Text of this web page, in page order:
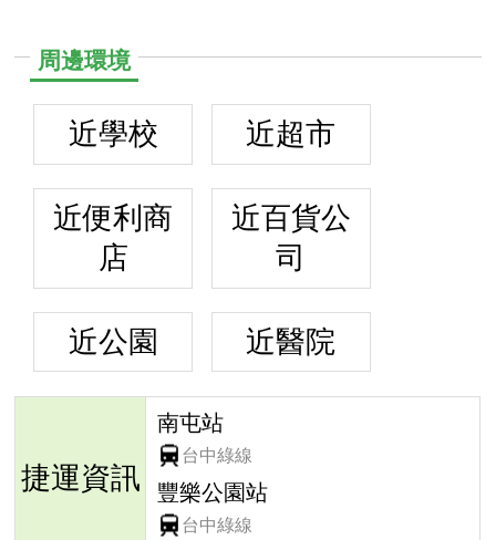
周邊環境
近學校 近超市
近便利商
店
近百貨公
司
近公園 近醫院
捷運資訊
南屯站
台中綠線
豐樂公園站
台中綠線